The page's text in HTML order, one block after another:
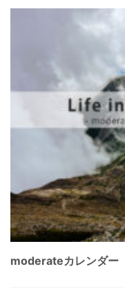
moderateカレンダー